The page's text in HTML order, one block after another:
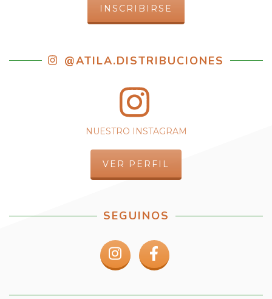
@ATILA.DISTRIBUCIONES
NUESTRO INSTAGRAM
VER PERFIL
SEGUINOS